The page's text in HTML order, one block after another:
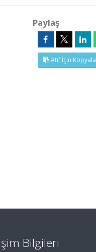
Paylaş
Atıf İçin Kopyala
Bilgileri